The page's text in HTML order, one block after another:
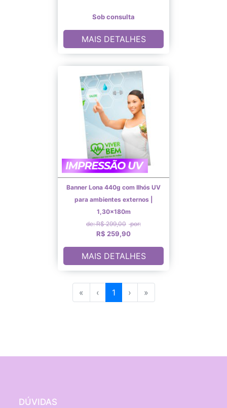
Sob consulta
MAIS DETALHES
Banner Lona 440g com Ilhós UV
para ambientes externos |
1,30x180m
de: R$ 299,00 por:
R$ 259,90
MAIS DETALHES
« ‹ 1 › »
DÚVIDAS